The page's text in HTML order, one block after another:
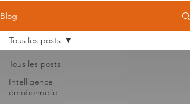
Blog
Tous les posts
Intelligence
émotionnelle
Tous les posts